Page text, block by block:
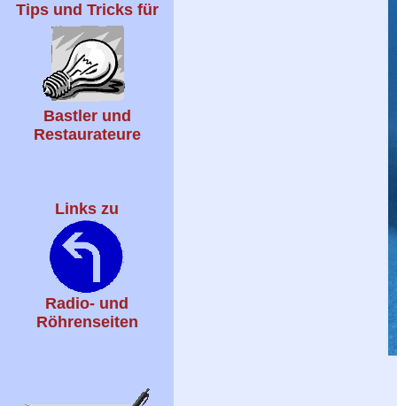
Tips und Tricks für
Bastler und
Restaurateure
Links zu
Radio- und
Röhrenseiten